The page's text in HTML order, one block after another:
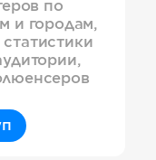
по
и городам,